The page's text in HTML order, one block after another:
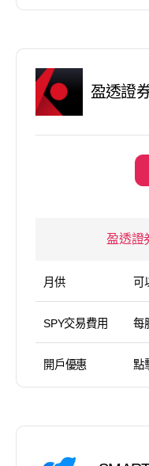
盈透證
盈透證
月供 可
SPY交易費用 每
開戶優惠 點